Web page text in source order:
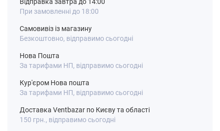
При замовленні до 18:00
Самовивіз із магазину
Безкоштовно, відправимо сьогодні
Нова Пошта
За тарифами НП, відправимо сьогодні
Кур'єром Нова пошта
За тарифами НП, відправимо сьогодні
Доставка Ventbazar по Києву та області
150 грн., відправимо сьогодні